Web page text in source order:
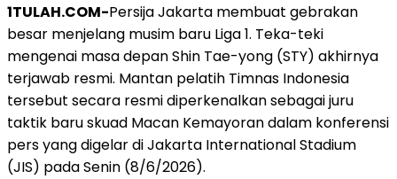
1TULAH.COM-Persija Jakarta membuat gebrakan
besar menjelang musim baru Liga 1. Teka-teki
mengenai masa depan Shin Tae-yong (STY) akhirnya
terjawab resmi. Mantan pelatih Timnas Indonesia
tersebut secara resmi diperkenalkan sebagai juru
taktik baru skuad Macan Kemayoran dalam konferensi
pers yang digelar di Jakarta International Stadium
(JIS) pada Senin (8/6/2026).